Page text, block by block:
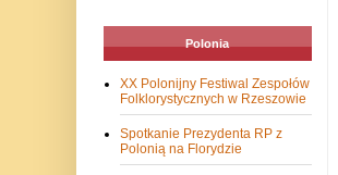
Polonia
XX Polonijny Festiwal Zespołów
Folklorystycznych w Rzeszowie
Spotkanie Prezydenta RP z
Polonią na Florydzie